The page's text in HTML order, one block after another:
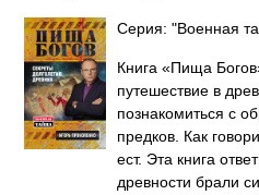
Серия: "Военная
Книга «Пища
путешествие в
познакомиться с
предков. Как
ест. Эта книга
древности брали